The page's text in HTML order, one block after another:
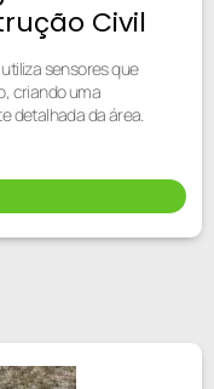
Civil
sensores que
criando uma
detalhada da área.